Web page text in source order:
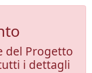
del Progetto
i dettagli